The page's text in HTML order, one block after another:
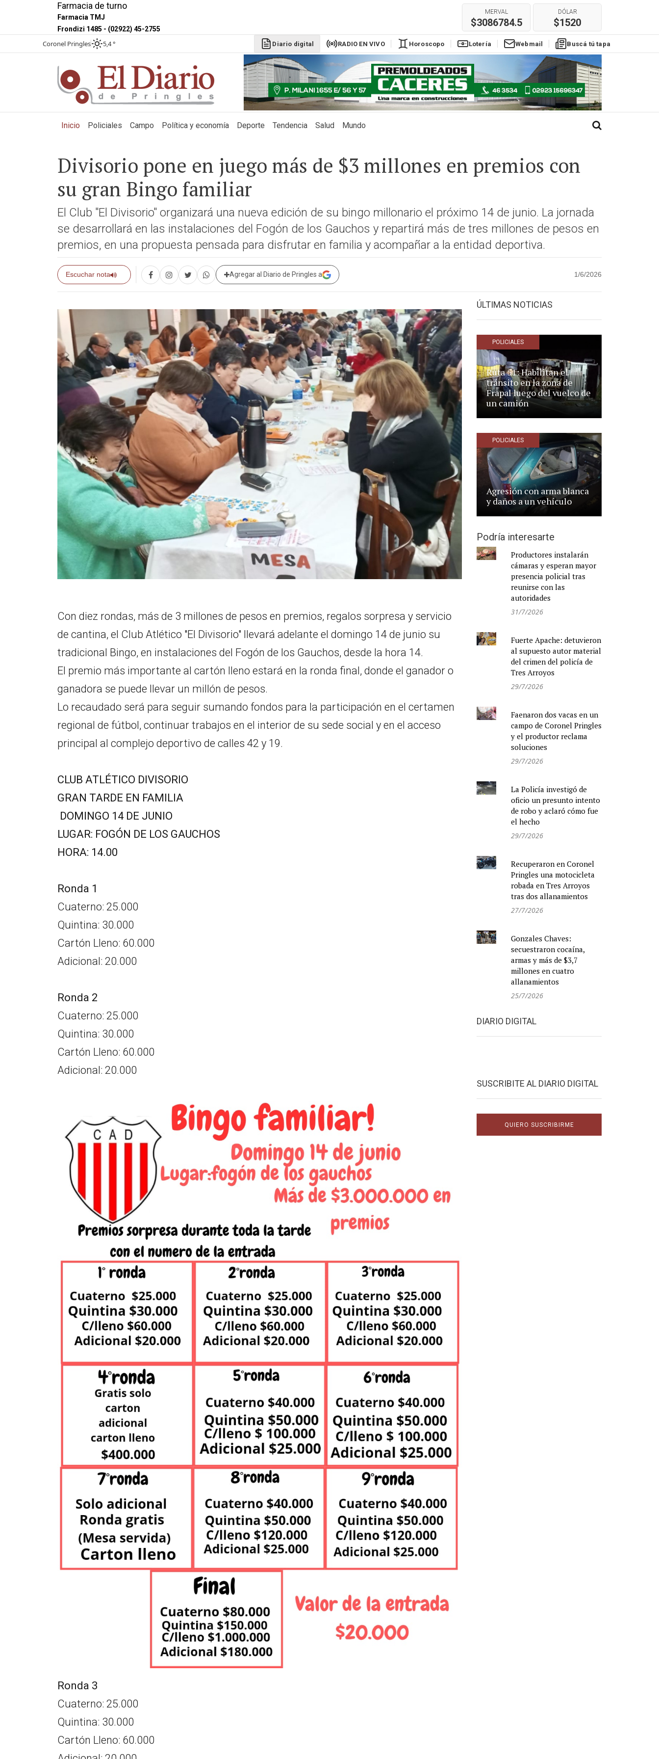
Farmacia de turno
Farmacia TMJ
Frondizi 1485 - (02922) 45-2755
$1525
REAL
$304
EURO
$1780
MERVAL
$3086784.5
DÓLAR
$1520
Coronel Pringles 5,4 ° Diario digital RADIO EN VIVO Horoscopo Lotería Webmail Buscá tú tapa
Inicio (current)
Policiales Campo Política y economía Deporte Tendencia Salud Mundo
Divisorio pone en juego más de $3 millones en premios con
su gran Bingo familiar
El Club "El Divisorio" organizará una nueva edición de su bingo millonario el próximo 14 de junio. La jornada
se desarrollará en las instalaciones del Fogón de los Gauchos y repartirá más de tres millones de pesos en
premios, en una propuesta pensada para disfrutar en familia y acompañar a la entidad deportiva.
Escuchar nota Agregar al Diario de Pringles a 1/6/2026
Con diez rondas, más de 3 millones de pesos en premios, regalos sorpresa y servicio
de cantina, el Club Atlético "El Divisorio" llevará adelante el domingo 14 de junio su
tradicional Bingo, en instalaciones del Fogón de los Gauchos, desde la hora 14.
El premio más importante al cartón lleno estará en la ronda final, donde el ganador o
ganadora se puede llevar un millón de pesos.
Lo recaudado será para seguir sumando fondos para la participación en el certamen
regional de fútbol, continuar trabajos en el interior de su sede social y en el acceso
principal al complejo deportivo de calles 42 y 19.
CLUB ATLÉTICO DIVISORIO
GRAN TARDE EN FAMILIA
DOMINGO 14 DE JUNIO
LUGAR: FOGÓN DE LOS GAUCHOS
HORA: 14.00
Ronda 1
Cuaterno: 25.000
Quintina: 30.000
Cartón Lleno: 60.000
Adicional: 20.000
Ronda 2
Cuaterno: 25.000
Quintina: 30.000
Cartón Lleno: 60.000
Adicional: 20.000
Ronda 3
Cuaterno: 25.000
Quintina: 30.000
Cartón Lleno: 60.000
ÚLTIMAS NOTICIAS
POLICIALES
Ruta 51: Habilitan el
tránsito en la zona de
Frapal luego del vuelco de
un camión
POLICIALES
Agresión con arma blanca
y daños a un vehículo
Podría interesarte
Productores instalarán
cámaras y esperan mayor
presencia policial tras
reunirse con las
autoridades
31/7/2026
Fuerte Apache: detuvieron
al supuesto autor material
del crimen del policía de
Tres Arroyos
29/7/2026
Faenaron dos vacas en un
campo de Coronel Pringles
y el productor reclama
soluciones
29/7/2026
La Policía investigó de
oficio un presunto intento
de robo y aclaró cómo fue
el hecho
29/7/2026
Recuperaron en Coronel
Pringles una motocicleta
robada en Tres Arroyos
tras dos allanamientos
27/7/2026
Gonzales Chaves:
secuestraron cocaína,
armas y más de $3,7
millones en cuatro
allanamientos
25/7/2026
DIARIO DIGITAL
SUSCRIBITE AL DIARIO DIGITAL
QUIERO SUSCRIBIRME